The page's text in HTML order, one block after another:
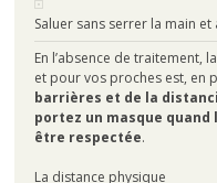
Saluer sans serrer la main
En l’absence de traitement,
et pour vos proches est, en
barrières et de la
portez un masque quand
être respectée.
La distance physique